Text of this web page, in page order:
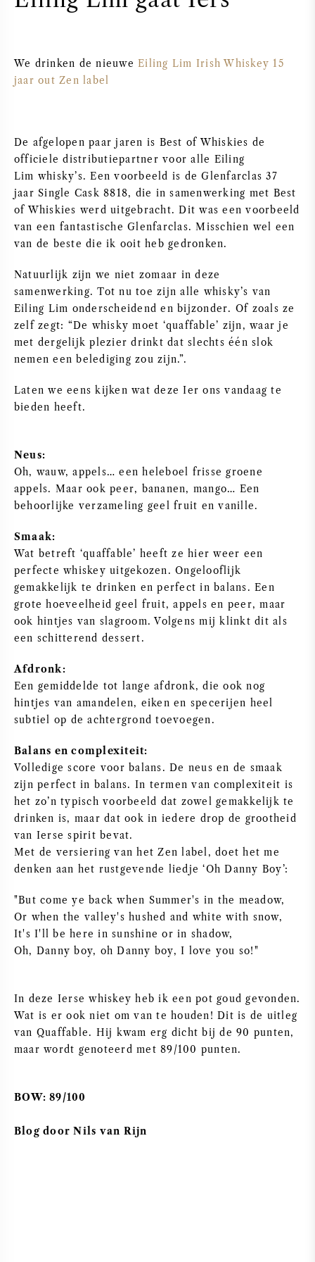
PORT
CABERNET SAUVIGNON
PINOT NOIR
CHARDONNAY
SAUVIGNON BLANC
SYRAH / SHIRAZ
FRANSE WIJN
ITALIAANSE WIJN
SPAANSE WIJN
DUITSE WIJN
OOSTENRIJKSE WIJN
PORTUGESE WIJN
ALLE LANDEN
BORDEAUX
PIEMONTE
RHONE
We drinken de nieuweEiling Lim Irish Whiskey 15
jaar out Zen label
De afgelopen paar jaren is Best of Whiskies de
officiele distributiepartner voor alle Eiling
Lim whisky’s. Een voorbeeld is de Glenfarclas 37
jaar Single Cask 8818, die in samenwerking met Best
of Whiskies werd uitgebracht. Dit was een voorbeeld
van een fantastische Glenfarclas. Misschien wel een
van de beste die ik ooit heb gedronken.
Natuurlijk zijn we niet zomaar in deze
samenwerking. Tot nu toe zijn alle whisky’s van
Eiling Lim onderscheidend en bijzonder. Of zoals ze
zelf zegt: “De whisky moet ‘quaffable’ zijn, waar je
met dergelijk plezier drinkt dat slechts één slok
nemen een belediging zou zijn.”.
Laten we eens kijken wat deze Ier ons vandaag te
bieden heeft.
Neus:
Oh, wauw, appels… een heleboel frisse groene
appels. Maar ook peer, bananen, mango… Een
behoorlijke verzameling geel fruit en vanille.
Smaak:
Wat betreft ‘quaffable’ heeft ze hier weer een
perfecte whiskey uitgekozen. Ongelooflijk
gemakkelijk te drinken en perfect in balans. Een
grote hoeveelheid geel fruit, appels en peer, maar
ook hintjes van slagroom. Volgens mij klinkt dit als
een schitterend dessert.
Afdronk:
Een gemiddelde tot lange afdronk, die ook nog
hintjes van amandelen, eiken en specerijen heel
subtiel op de achtergrond toevoegen.
Balans en complexiteit:
Volledige score voor balans. De neus en de smaak
zijn perfect in balans. In termen van complexiteit is
het zo’n typisch voorbeeld dat zowel gemakkelijk te
drinken is, maar dat ook in iedere drop de grootheid
van Ierse spirit bevat.
Met de versiering van het Zen label, doet het me
denken aan het rustgevende liedje ‘Oh Danny Boy’:
"But come ye back when Summer's in the meadow,
Or when the valley's hushed and white with snow,
It's I'll be here in sunshine or in shadow,
Oh, Danny boy, oh Danny boy, I love you so!"
In deze Ierse whiskey heb ik een pot goud gevonden.
Wat is er ook niet om van te houden! Dit is de uitleg
van Quaffable. Hij kwam erg dicht bij de 90 punten,
maar wordt genoteerd met 89/100 punten.
BOW: 89/100
Blog door Nils van Rijn